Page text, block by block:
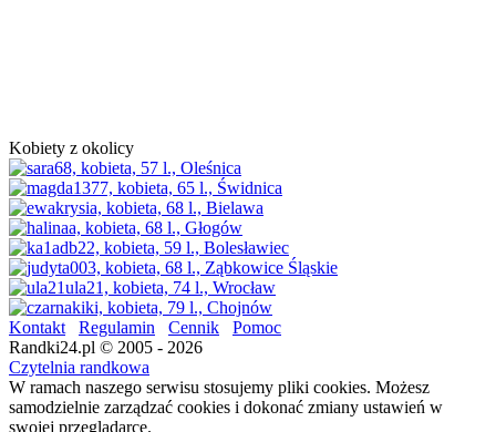
Kobiety z okolicy
Kontakt Regulamin Cennik
Pomoc
Randki24.pl © 2005 - 2026
Czytelnia randkowa
W ramach naszego serwisu stosujemy pliki cookies. Możesz
samodzielnie zarządzać cookies i dokonać zmiany ustawień w
swojej przeglądarce.